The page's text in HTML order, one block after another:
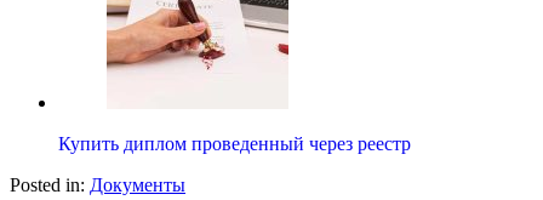
Купить диплом проведенный через реестр
Posted in: Документы